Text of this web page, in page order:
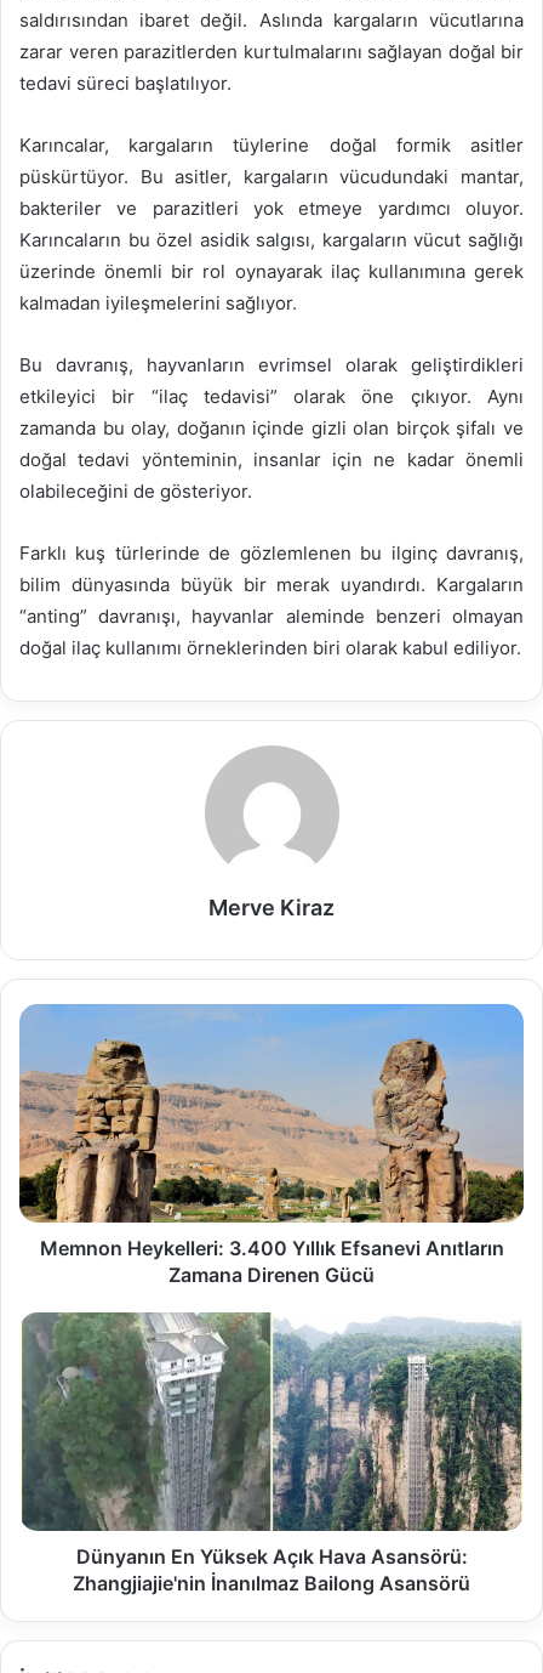
saldırısından ibaret değil. Aslında kargaların vücutlarına
zarar veren parazitlerden kurtulmalarını sağlayan doğal bir
tedavi süreci başlatılıyor.
Karıncalar, kargaların tüylerine doğal formik asitler
püskürtüyor. Bu asitler, kargaların vücudundaki mantar,
bakteriler ve parazitleri yok etmeye yardımcı oluyor.
Karıncaların bu özel asidik salgısı, kargaların vücut sağlığı
üzerinde önemli bir rol oynayarak ilaç kullanımına gerek
kalmadan iyileşmelerini sağlıyor.
Bu davranış, hayvanların evrimsel olarak geliştirdikleri
etkileyici bir “ilaç tedavisi” olarak öne çıkıyor. Aynı
zamanda bu olay, doğanın içinde gizli olan birçok şifalı ve
doğal tedavi yönteminin, insanlar için ne kadar önemli
olabileceğini de gösteriyor.
Farklı kuş türlerinde de gözlemlenen bu ilginç davranış,
bilim dünyasında büyük bir merak uyandırdı. Kargaların
“anting” davranışı, hayvanlar aleminde benzeri olmayan
doğal ilaç kullanımı örneklerinden biri olarak kabul ediliyor.
Merve Kiraz
Memnon Heykelleri: 3.400 Yıllık Efsanevi Anıtların
Zamana Direnen Gücü
Dünyanın En Yüksek Açık Hava Asansörü:
Zhangjiajie'nin İnanılmaz Bailong Asansörü